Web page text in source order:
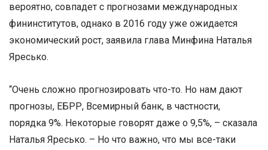
вероятно, совпадет с прогнозами международных
фининститутов, однако в 2016 году уже ожидается
экономический рост, заявила глава Минфина Наталья
Яресько.
“Очень сложно прогнозировать что-то. Но нам дают
прогнозы, ЕБРР, Всемирный банк, в частности,
порядка 9%. Некоторые говорят даже о 9,5%, – сказала
Наталья Яресько. – Но что важно, что мы все-таки